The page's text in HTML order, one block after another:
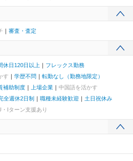
審査・査定
休日120日以上
フレックス勤務
す 学歴不問
転勤なし（勤務地限定）
補助制度 上場企業
中国語を活かす
全週休2日制 職種未経験歓迎
土日祝休み
・Iターン支援あり